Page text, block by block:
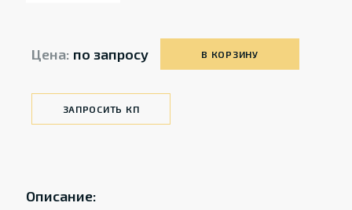
Цена: по запросу В КОРЗИНУ
ЗАПРОСИТЬ КП
Описание: